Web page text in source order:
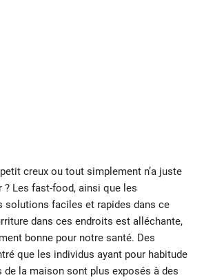
creux ou tout simplement n’a juste
? Les fast-food, ainsi que les
solutions faciles et rapides dans ce
dans ces endroits est alléchante,
bonne pour notre santé. Des
que les individus ayant pour habitude
de la maison sont plus exposés à des